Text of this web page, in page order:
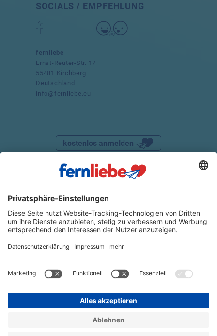
SOCIALS / EMPFEHLUNG
kostenlos anmelden
fernliebe
Ernst-Reuter-Str. 17
55481 Kirchberg
Deutschland
info@fernliebe.eu
IMPRESSUM
AGB
WIDERRUFSRECHT
VERTRAG WIDERRUFEN
© 2025 FERNLIEBE
Partnervermittlung Ukraine
Partnervermittlung Russland
Russische Frauen kennenlernen
Ukrainische Frauen